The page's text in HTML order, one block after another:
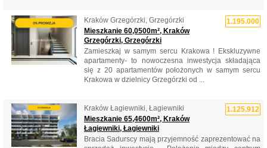
1.195.000
Kraków Grzegórzki, Grzegórzki
Mieszkanie 60,0500m², Kraków
Grzegórzki, Grzegórzki
Zamieszkaj w samym sercu Krakowa ! Ekskluzywne
apartamenty- to nowoczesna inwestycja składająca
się z 20 apartamentów położonych w samym sercu
Krakowa w dzielnicy Grzegórzki od ...
1.125.912
Kraków Łagiewniki, Łagiewniki
Mieszkanie 65,4600m², Kraków
Łagiewniki, Łagiewniki
Bracia Sadurscy mają przyjemność zaprezentować na